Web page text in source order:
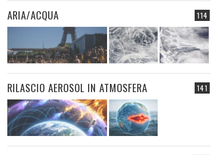
114
ARIA/ACQUA
141
RILASCIO AEROSOL IN ATMOSFERA